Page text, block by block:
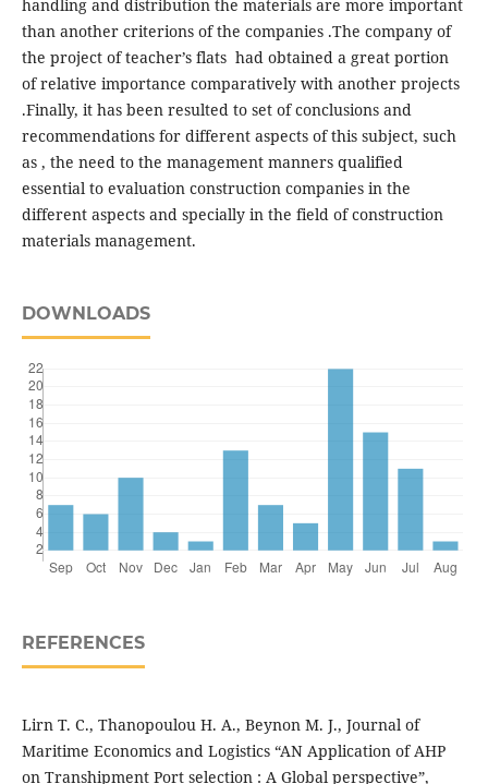
handling and distribution the materials are more important
than another criterions of the companies .The company of
the project of teacher’s flats had obtained a great portion
of relative importance comparatively with another projects
.Finally, it has been resulted to set of conclusions and
recommendations for different aspects of this subject, such
as , the need to the management manners qualified
essential to evaluation construction companies in the
different aspects and specially in the field of construction
materials management.
DOWNLOADS
REFERENCES
Lirn T. C., Thanopoulou H. A., Beynon M. J., Journal of
Maritime Economics and Logistics “AN Application of AHP
on Transhipment Port selection : A Global perspective”,